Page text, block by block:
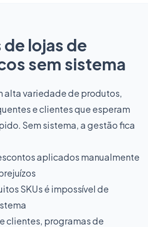
lojas de
sem sistema
alta variedade de produtos,
e clientes que esperam
Sem sistema, a gestão fica
aplicados manualmente
SKUs é impossível de
clientes, programas de